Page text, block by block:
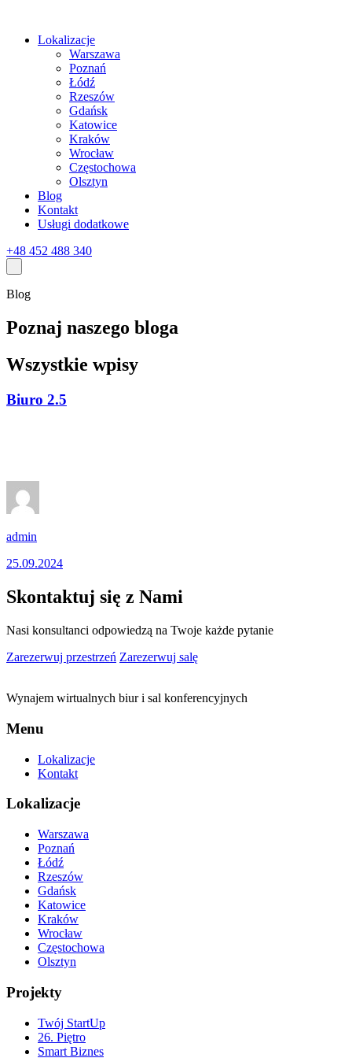
Lokalizacje
Warszawa
Poznań
Łódź
Rzeszów
Gdańsk
Katowice
Kraków
Wrocław
Częstochowa
Olsztyn
Blog
Kontakt
Usługi dodatkowe
+48 452 488 340
Blog
Poznaj naszego bloga
Wszystkie wpisy
Biuro 2.5
admin
25.09.2024
Skontaktuj się z Nami
Nasi konsultanci odpowiedzą na Twoje każde pytanie
Zarezerwuj przestrzeń Zarezerwuj salę
Wynajem wirtualnych biur i sal konferencyjnych
Menu
Lokalizacje
Kontakt
Lokalizacje
Warszawa
Poznań
Łódź
Rzeszów
Gdańsk
Katowice
Kraków
Wrocław
Częstochowa
Olsztyn
Projekty
Twój StartUp
26. Piętro
Smart Biznes